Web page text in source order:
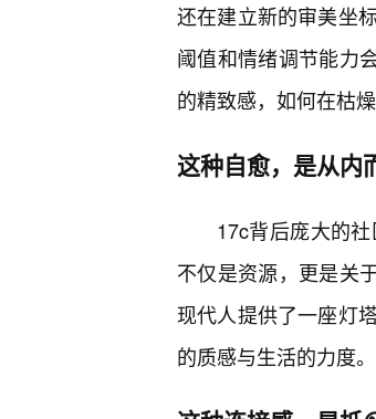
还在建立新的审美坐
阈值和情绪调节能力
的精致感，如何在枯
这种自愈，是从内
17c背后庞大的
不仅是资源，更是关
现代人提供了一座灯
的质感与生活的力度。